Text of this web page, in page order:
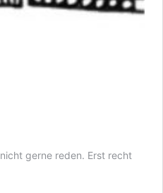
gerne reden. Erst recht